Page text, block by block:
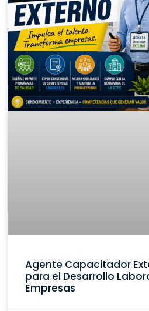
Agente Capacitador
para el Desarrollo
Empresas